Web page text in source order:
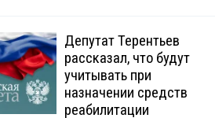
Депутат Терентьев
рассказал, что будут
учитывать при
назначении средств
реабилитации